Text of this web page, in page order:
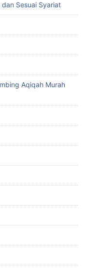
Sesuai Syariat
Aqiqah Murah